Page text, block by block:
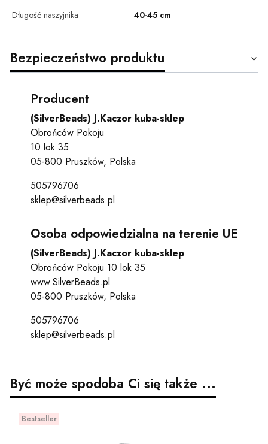
Długość naszyjnika 40-45 cm
Bezpieczeństwo produktu
Producent
(SilverBeads) J.Kaczor kuba-sklep
Obrońców Pokoju
10 lok 35
05-800 Pruszków, Polska
505796706
sklep@silverbeads.pl
Osoba odpowiedzialna na terenie UE
(SilverBeads) J.Kaczor kuba-sklep
Obrońców Pokoju 10 lok 35
www.SilverBeads.pl
05-800 Pruszków, Polska
505796706
sklep@silverbeads.pl
Być może spodoba Ci się także ...
Bestseller